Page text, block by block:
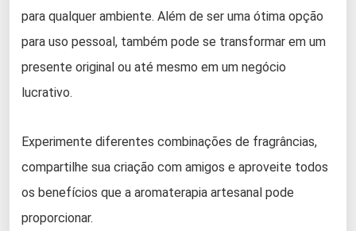
para qualquer ambiente. Além de ser uma ótima opção
para uso pessoal, também pode se transformar em um
presente original ou até mesmo em um negócio
lucrativo.
Experimente diferentes combinações de fragrâncias,
compartilhe sua criação com amigos e aproveite todos
os benefícios que a aromaterapia artesanal pode
proporcionar.